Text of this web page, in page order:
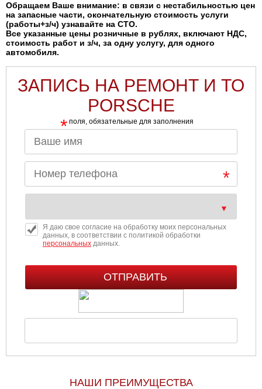
Обращаем Ваше внимание: в связи с нестабильностью цен
на запасные части, окончательную стоимость услуги
(работы+з/ч) узнавайте на СТО.
Все указанные цены розничные в рублях, включают НДС,
стоимость работ и з/ч, за одну услугу, для одного
автомобиля.
ЗАПИСЬ НА РЕМОНТ И ТО
PORSCHE
* поля, обязательные для заполнения
Я даю свое согласие на обработку моих персональных
данных, в соответствии с политикой обработки
персональныхданных.
НАШИ ПРЕИМУЩЕСТВА